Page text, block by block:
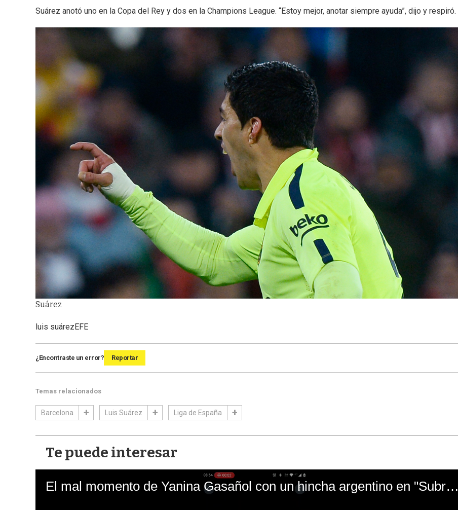
Suárez anotó uno en la Copa del Rey y dos en la Champions League. “Estoy mejor, anotar siempre ayuda”, dijo y respiró.
Suárez
luis suárez EFE
¿Encontraste un error? Reportar
Temas relacionados
Barcelona Luis Suárez Liga de España
Te puede interesar
El mal momento de Yanina Gasañol con un hincha argentino en "Subrayado"